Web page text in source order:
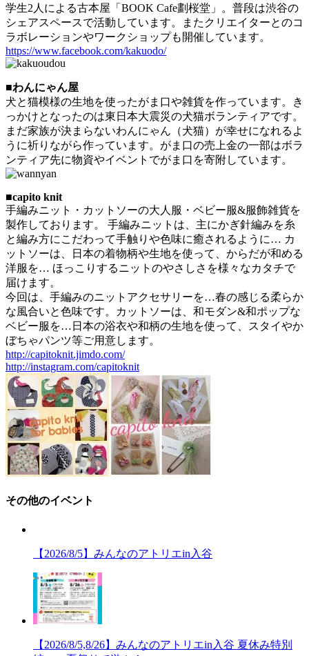
学生2人による古本屋「BOOK Cafe劃桜堂」。普段は渋谷の
シェアスペースで活動しています。またクリエイターとのコ
ラボレーションやワークショップも開催しています。
https://www.facebook.com/kakuodo/
■わんにゃん屋
犬と猫模様の生地を使ったがま口や雑貨を作っています。き
っかけとなったのは東日本大震災の犬猫ボランティアです。
まだ家族が決まらないわんにゃん（犬猫）が幸せになれるよ
うに祈りながら作っています。がま口の売上金の一部はボラ
ンティア先に物資やイベントでがま口を寄附しています。
■capito knit
手編みニット・カットソーの大人服・ベビー服&服飾雑貨を
製作しております。 手編みニットは、主にかぎ針編みを糸
と編み方にこだわって手触りや色味に癒されるように… カ
ットソーは、日本の着物柄や生地を使って、からだが和める
洋服を… ほっこりするニットのやさしさを様々なカタチで
届けます。
今回は、手編みのニットアクセサリーを…春の感じる柔らか
な風合いと色味です。カットソーは、和モダン&和ポップな
ベビー服を…日本の浴衣や和柄の生地を使って、スタイやか
ぼちゃパンツ等ご用意します。
http://capitoknit.jimdo.com/
http://instagram.com/capitoknit
その他のイベント
【2026/8/5】みんなのアトリエin入谷
【2026/8/5,8/26】みんなのアトリエin入谷 夏休み特別